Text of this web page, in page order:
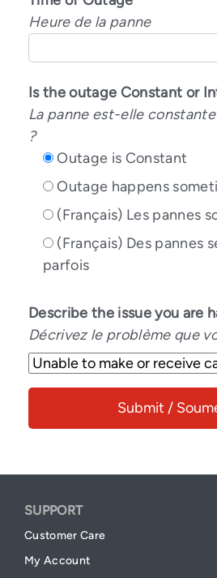
Heure de la panne
Is the outage Constant or
La panne est-elle
?
Outage is Constant
Outage happens
(Français) Les pannes
(Français) Des pannes
parfois
Describe the issue you are
Décrivez le problème que
SUPPORT
Customer Care
My Account